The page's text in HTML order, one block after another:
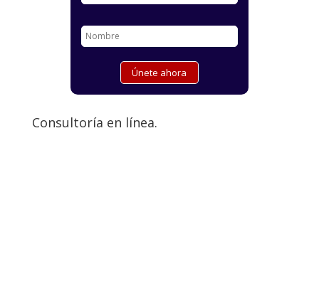
Consultoría en línea.